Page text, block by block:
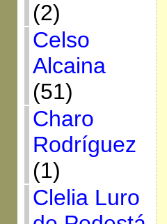
(2)
Celso
Alcaina
(51)
Charo
Rodríguez
(1)
Clelia Luro